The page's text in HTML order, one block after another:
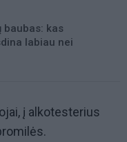
baubas: kas
labiau nei
į alkotesterius